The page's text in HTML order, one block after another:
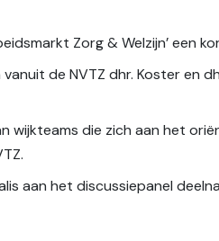
Zorg & Welzijn’ een
de NVTZ dhr. Koster en
wijkteams die zich aan het
aan het discussiepanel